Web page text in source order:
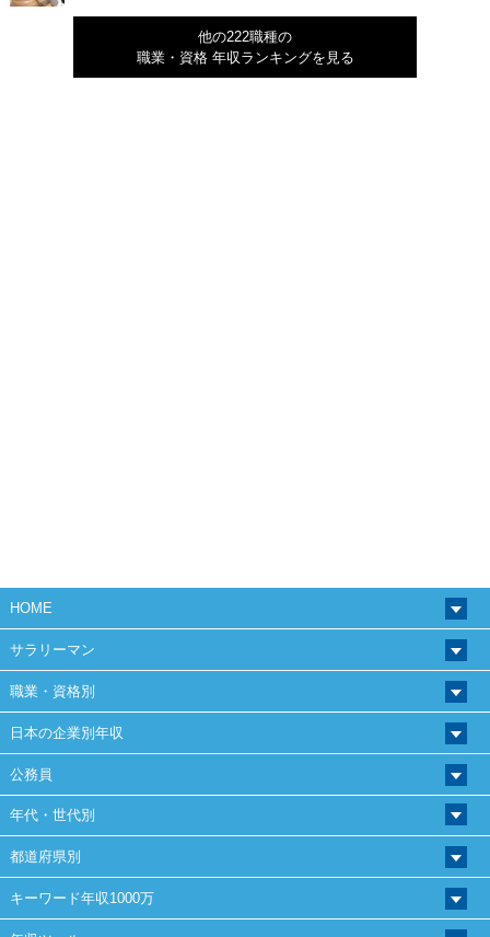
他の222職種の
職業・資格 年収ランキングを見る
HOME
サラリーマン
職業・資格別
日本の企業別年収
公務員
年代・世代別
都道府県別
キーワード年収1000万